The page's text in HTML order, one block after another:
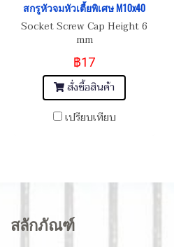
สกรูหัวจมหัวเตี้ยพิเศษ M10x40
Socket Screw Cap Height 6
mm
฿17
สั่งซื้อสินค้า
เปรียบเทียบ
สลักภัณฑ์